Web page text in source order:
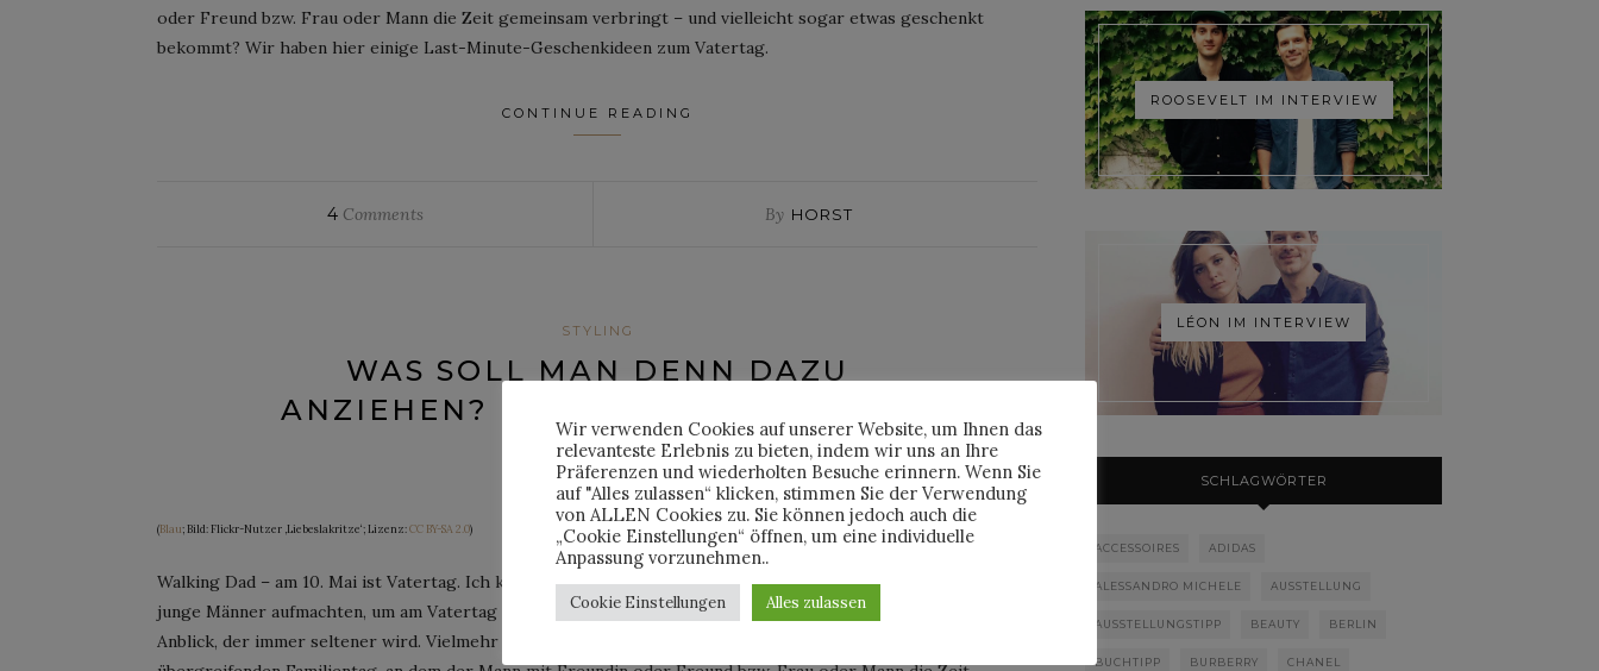
oder Freund bzw. Frau oder Mann die Zeit gemeinsam verbringt – und vielleicht sogar etwas geschenkt
bekommt? Wir haben hier einige Last-Minute-Geschenkideen zum Vatertag.
CONTINUE READING
4Comments By HORST
STYLING
WAS SOLL MAN DENN DAZU
ANZIEHEN? HEUTE: DER VATERTAG
Posted on3. Mai 2018
(Blau; Bild: Flickr-Nutzer ‚Liebeslakritze‘; Lizenz:CC BY-SA 2.0)
Walking Dad – am 10. Mai ist Vatertag. Ich kann mich gut dran erinnern, wie sich noch vor wenigen Jahren
junge Männer aufmachten, um am Vatertag mit Bollerwagen auf Tour zu gehen. Ein (meist nicht schöner)
Anblick, der immer seltener wird. Vielmehr avanciert der „Herrentag“ immer mehr zu einem Geschlechter
ROOSEVELT IM INTERVIEW
LÉON IM INTERVIEW
SCHLAGWÖRTER
ACCESSOIRES ADIDAS
ALESSANDRO MICHELE AUSSTELLUNG
AUSSTELLUNGSTIPP BEAUTY BERLIN
BUCHTIPP BURBERRY CHANEL
Wir verwenden Cookies auf unserer Website, um Ihnen das
relevanteste Erlebnis zu bieten, indem wir uns an Ihre
Präferenzen und wiederholten Besuche erinnern. Wenn Sie
auf "Alles zulassen“ klicken, stimmen Sie der Verwendung
von ALLEN Cookies zu. Sie können jedoch auch die
„Cookie Einstellungen“ öffnen, um eine individuelle
Anpassung vorzunehmen..
Cookie Einstellungen Alles zulassen